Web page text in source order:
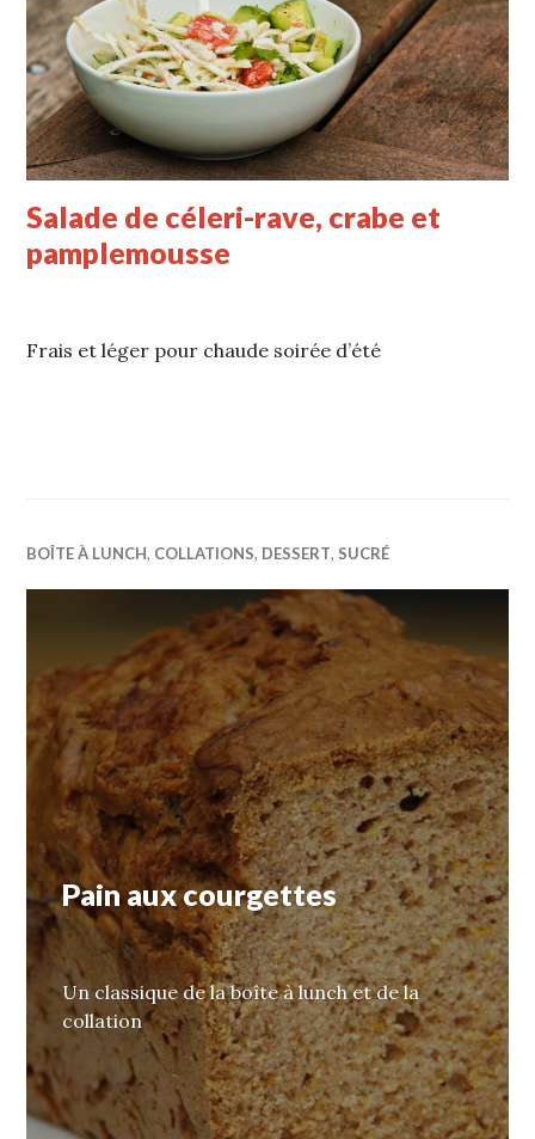
Salade de céleri-rave, crabe et
pamplemousse
Frais et léger pour chaude soirée d’été
BOÎTE À LUNCH, COLLATIONS, DESSERT, SUCRÉ
Pain aux courgettes
Un classique de la boîte à lunch et de la
collation